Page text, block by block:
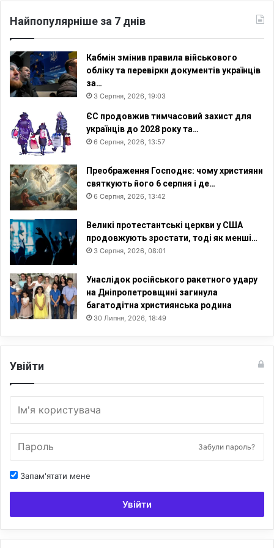
Найпопулярніше за 7 днів
Кабмін змінив правила військового
обліку та перевірки документів українців
за…
3 Серпня, 2026, 19:03
ЄС продовжив тимчасовий захист для
українців до 2028 року та…
6 Серпня, 2026, 13:57
Преображення Господнє: чому християни
святкують його 6 серпня і де…
6 Серпня, 2026, 13:42
Великі протестантські церкви у США
продовжують зростати, тоді як менші…
3 Серпня, 2026, 08:01
Унаслідок російського ракетного удару
на Дніпропетровщині загинула
багатодітна християнська родина
30 Липня, 2026, 18:49
Увійти
Забули пароль?
Запам'ятати мене
Увійти